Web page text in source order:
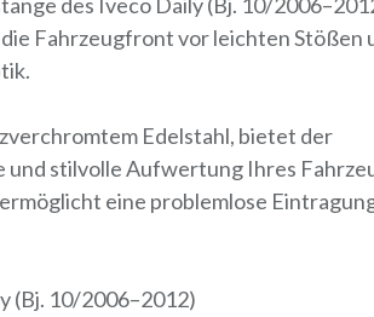
Fahrzeugfront vor leichten Stößen
Edelstahl, bietet der
und stilvolle Aufwertung Ihres
eine problemlose
(Bj. 10/2006–2012)